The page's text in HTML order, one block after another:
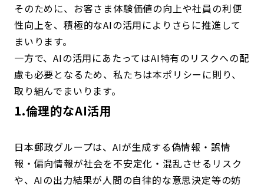
ガバナンス
ESGデータ集
そのために、お客さま体験価値の向上や社員の利便
性向上を、積極的なAIの活用によりさらに推進して
まいります。
一方で、AIの活用にあたってはAI特有のリスクへの配
慮も必要となるため、私たちは本ポリシーに則り、
取り組んでまいります。
1.倫理的なAI活用
日本郵政グループは、AIが生成する偽情報・誤情
報・偏向情報が社会を不安定化・混乱させるリスク
や、AIの出力結果が人間の自律的な意思決定等の妨